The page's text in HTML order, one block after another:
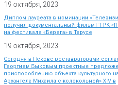
19 октября, 2023
Диплом лауреата в номинации
получил документальный фильм ГТРК
на фестивале «Берега» в Тарусе
19 октября, 2023
Сегодня в Пскове реставраторами
Георгием Быковым проектные
приспособлению объекта культурного
Архангела Михаила с колокольней» XIV в